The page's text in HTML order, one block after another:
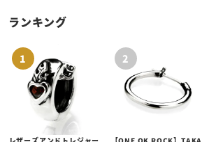
ランキング